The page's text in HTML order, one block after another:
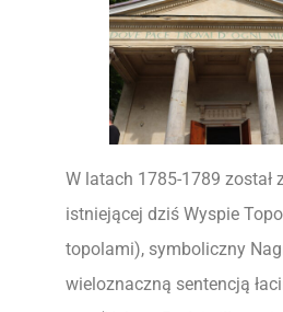
W latach 1785-1789 został
istniejącej dziś Wyspie
topolami), symboliczny
wieloznaczną sentencją